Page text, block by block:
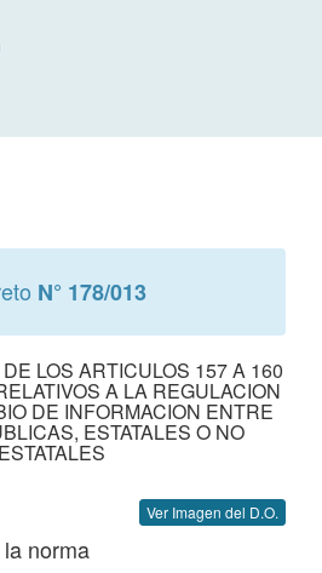
N° 178/013
LOS ARTICULOS 157 A 160
A LA REGULACION
DE INFORMACION ENTRE
ESTATALES O NO
ESTATALES
Ver Imagen del D.O.
norma